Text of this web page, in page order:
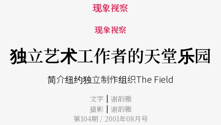
现象视察
现象视察
独立艺术工作者的天堂乐园
简介纽约独立制作组织The Field
文字 | 谢韵雅
摄影 | 谢韵雅
第104期 / 2001年08月号